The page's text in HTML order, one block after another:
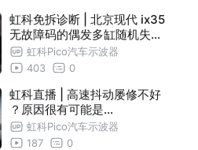
虹科免拆诊断 | 北京现代 ix35
无故障码的偶发多缸随机失火
，原因竟然是....
虹科Pico汽车示波器
403
0
虹科直播 | 高速抖动屡修不好
？原因很有可能是...
虹科Pico汽车示波器
187
0